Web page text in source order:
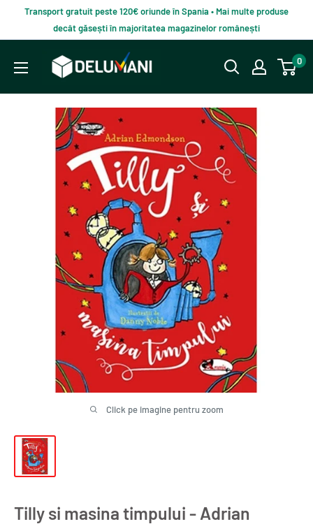
continut
Transport gratuit peste 120€ oriunde în Spania • Mai multe produse
decât găsești în majoritatea magazinelor românești
Delumani
Magazin
românesc
online
0
Click pe imagine pentru zoom
Tilly si masina timpului - Adrian